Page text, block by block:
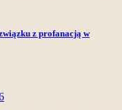
z profanacją w